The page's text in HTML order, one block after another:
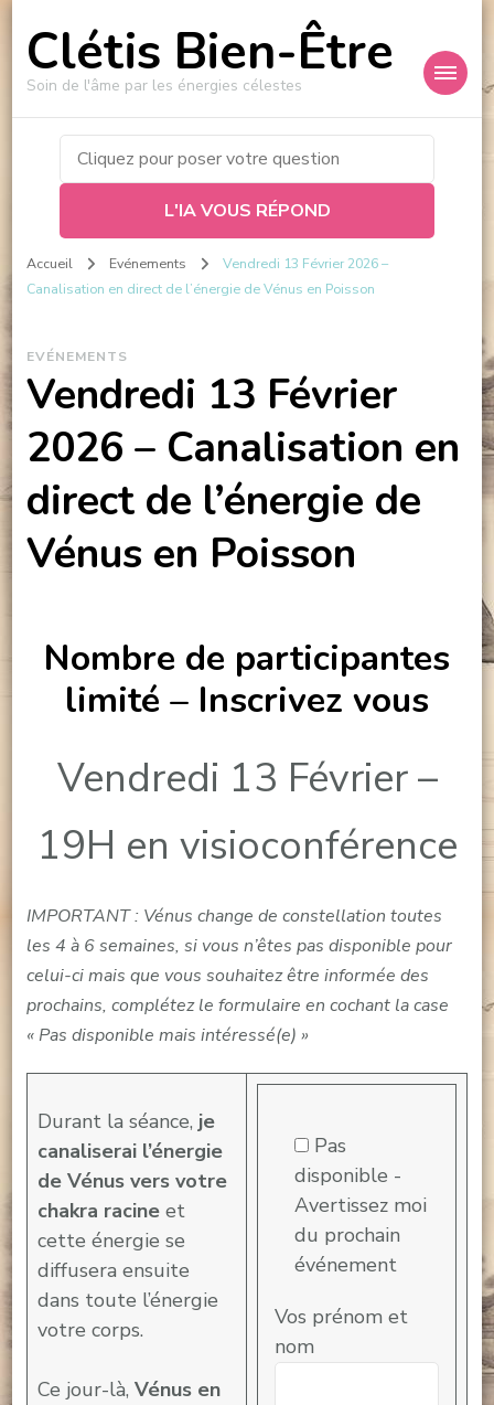
Clétis Bien-Être
Soin de l'âme par les énergies célestes
L'IA VOUS RÉPOND
Accueil Evénements
Vendredi 13 Février 2026 –
Canalisation en direct de l’énergie de Vénus en Poisson
EVÉNEMENTS
Vendredi 13 Février
2026 – Canalisation en
direct de l’énergie de
Vénus en Poisson
Nombre de participantes
limité – Inscrivez vous
Vendredi 13 Février –
19H en visioconférence
IMPORTANT : Vénus change de constellation toutes
les 4 à 6 semaines, si vous n’êtes pas disponible pour
celui-ci mais que vous souhaitez être informée des
prochains, complétez le formulaire en cochant la case
« Pas disponible mais intéressé(e) »
Durant la séance, je
canaliserai l’énergie
de Vénus vers votre
chakra racineet
cette énergie se
diffusera ensuite
dans toute l’énergie
votre corps.
Ce jour-là, Vénus en
Pas
disponible -
Avertissez moi
du prochain
événement
Vos prénom et
nom